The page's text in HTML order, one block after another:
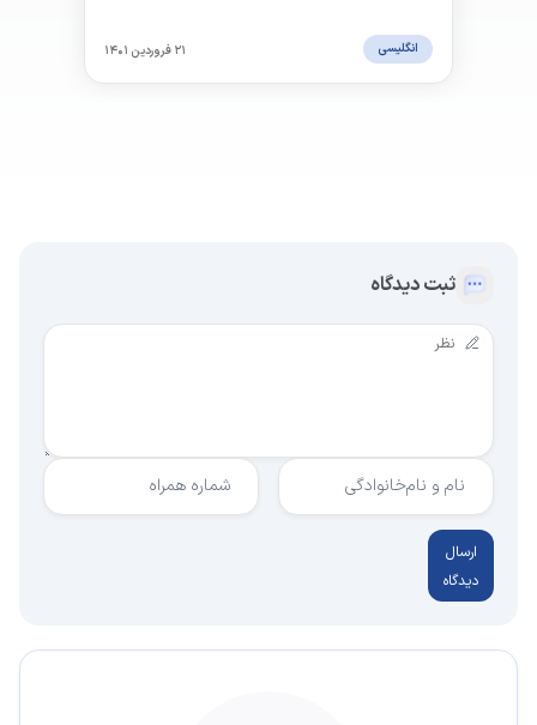
انگلیسی ۲۱ فروردین ۱۴۰۱
ثبت دیدگاه
نام و نام‌خانوادگی شماره همراه
ارسال
دیدگاه